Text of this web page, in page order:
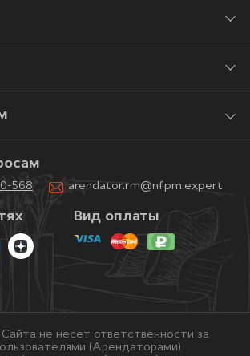
568 arendator.rm@nfpm.expert
Вид оплаты
не несет ответственности за
(Арендаторами)